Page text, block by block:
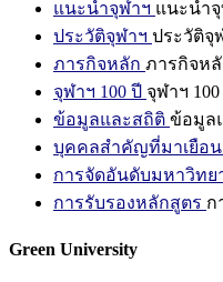
แนะนำจุฬาฯ แนะนำ
ประวัติจุฬาฯ ประวัติจุ
ภารกิจหลัก ภารกิจห
จุฬาฯ 100 ปี จุฬาฯ 100
ข้อมูลและสถิติ ข้อมูล
บุคคลสำคัญที่มาเยือน
การจัดอันดับมหาวิทย
การรับรองหลักสูตร ก
Green University